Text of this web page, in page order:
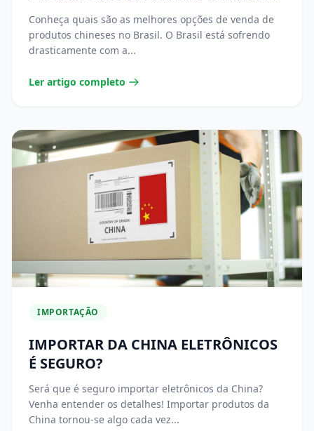
BRASILEIRO?
Conheça quais são as melhores opções de venda de
produtos chineses no Brasil. O Brasil está sofrendo
drasticamente com a...
Ler artigo completo
IMPORTAÇÃO
IMPORTAR DA CHINA ELETRÔNICOS
É SEGURO?
Será que é seguro importar eletrônicos da China?
Venha entender os detalhes! Importar produtos da
China tornou-se algo cada vez...